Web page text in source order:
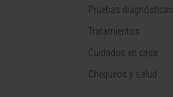
Pruebas diagnósticas
Tratamientos
Cuidados en casa
Chequeos y salud